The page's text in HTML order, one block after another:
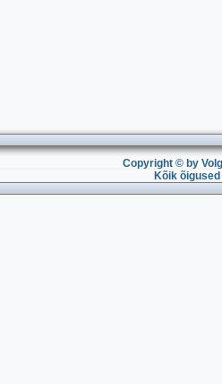
Copyright © by
Kõik